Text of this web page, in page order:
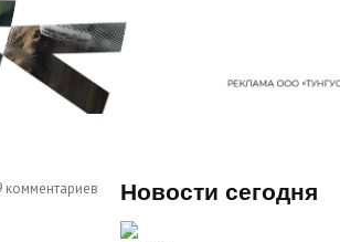
комментариев Новости сегодня